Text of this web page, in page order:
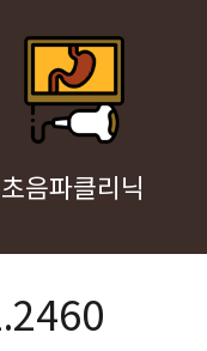
초음파클리닉